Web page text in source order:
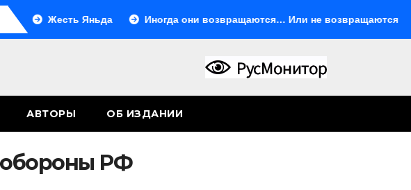
Жесть Яньда Иногда они возвращаются… Или не возвращаются
АВТОРЫ ОБ ИЗДАНИИ
РФ